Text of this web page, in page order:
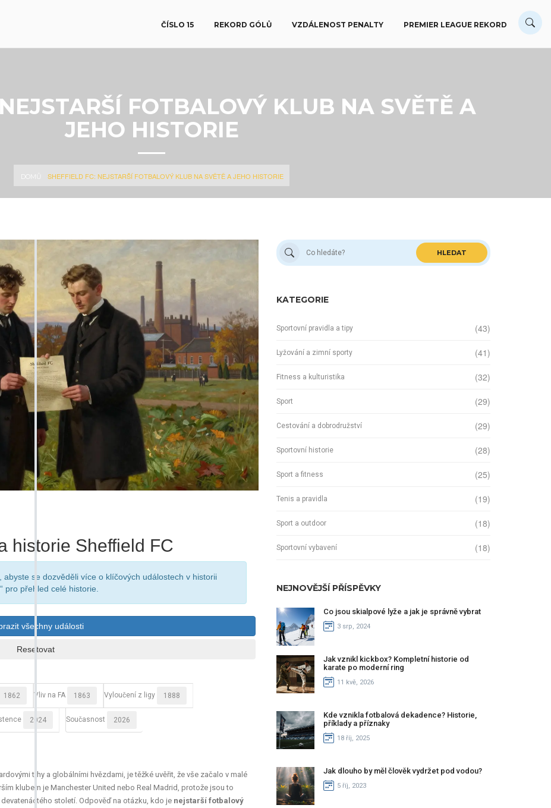
ČÍSLO 15 REKORD GÓLŮ VZDÁLENOST PENALTY PREMIER LEAGUE REKORD
FOTBALOVÝ KLUB NA SVĚTĚ A
JEHO HISTORIE
DOMŮ SHEFFIELD FC: NEJSTARŠÍ FOTBALOVÝ KLUB NA SVĚTĚ A JEHO HISTORIE
historie Sheffield FC
se dozvěděli více o klíčových událostech v historii
pro přehled celé historie.
všechny události
Resetovat
1862 Vliv na FA 1863 Vyloučení z ligy 1888
2024 Současnost 2026
trhy a globálními hvězdami, je těžké uvěřit, že vše začalo v malé
klubem je Manchester United nebo Real Madrid, protože jsou to
století. Odpověď na otázku, kdo je nejstarší fotbalový
HLEDAT
KATEGORIE
Sportovní pravidla a tipy (43)
Lyžování a zimní sporty (41)
Fitness a kulturistika (32)
Sport (29)
Cestování a dobrodružství (29)
Sportovní historie (28)
Sport a fitness (25)
Tenis a pravidla (19)
Sport a outdoor (18)
Sportovní vybavení (18)
NEJNOVĚJŠÍ PŘÍSPĚVKY
Co jsou skialpové lyže a jak je správně vybrat
3 srp, 2024
Jak vznikl kickbox? Kompletní historie od
karate po moderní ring
11 kvě, 2026
Kde vznikla fotbalová dekadence? Historie,
příklady a příznaky
18 říj, 2025
Jak dlouho by měl člověk vydržet pod vodou?
5 říj, 2023